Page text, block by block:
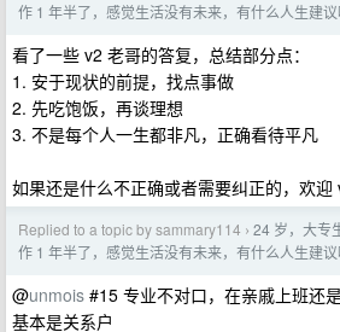
作 1 年半了，感觉生活没有未来，有什么人生建
看了一些 v2 老哥的答复，总结部分点：
1. 安于现状的前提，找点事做
2. 先吃饱饭，再谈理想
3. 不是每个人一生都非凡，正确看待平凡
如果还是什么不正确或者需要纠正的，欢迎
Replied to a topic by sammary114 › 24 岁，大专
作 1 年半了，感觉生活没有未来，有什么人生建
@unmois #15 专业不对口，在亲戚上班还
基本是关系户